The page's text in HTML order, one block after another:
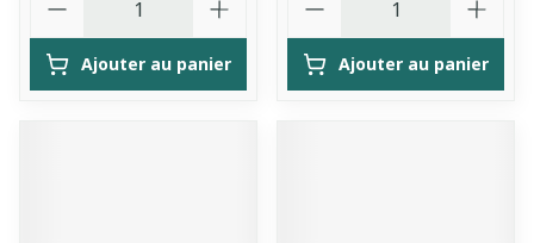
Ajouter au panier Ajouter au panier